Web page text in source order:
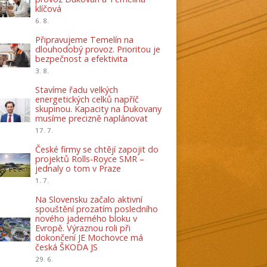
klíčová
6. 8.
Připravujeme Temelín na
dlouhodobý provoz. Prioritou je
bezpečnost a efektivita
3. 8.
Stavíme řadu velkých
energetických celků napříč
skupinou. Kapacity na Dukovany
musíme precizně naplánovat
17. 7.
České firmy se chtějí zapojit do
projektů Rolls-Royce SMR –
jednaly o tom v Praze
1. 7.
Na Slovensku začalo aktivní
spouštění prozatím posledního
nového jaderného bloku v
Evropě. Výraznou roli při
dokončení JE Mochovce má
česká ŠKODA JS
29. 6.